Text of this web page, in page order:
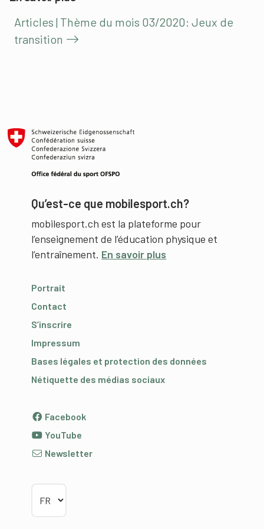
Articles | Thème du mois 03/2020: Jeux de
transition
Qu’est-ce que mobilesport.ch?
mobilesport.ch est la plateforme pour
l’enseignement de l’éducation physique et
l’entraînement. En savoir plus
Portrait
Contact
S’inscrire
Impressum
Bases légales et protection des données
Nétiquette des médias sociaux
Facebook
YouTube
Newsletter